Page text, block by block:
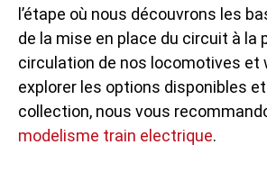
l’étape où nous découvrons les
de la mise en place du circuit à la
circulation de nos locomotives et
explorer les options disponibles
collection, nous vous
modelisme train electrique.